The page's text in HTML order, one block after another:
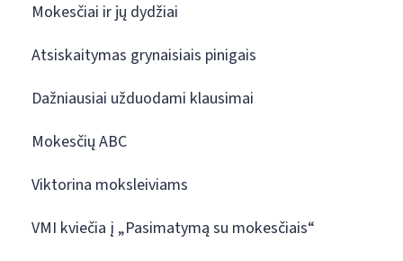
Mokesčiai ir jų dydžiai
Atsiskaitymas grynaisiais pinigais
Dažniausiai užduodami klausimai
Mokesčių ABC
Viktorina moksleiviams
VMI kviečia į „Pasimatymą su mokesčiais“